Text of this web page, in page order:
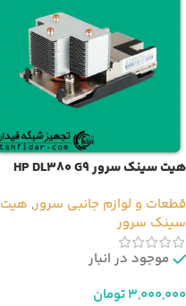
هیت سینک سرور HP DL380 G9
قطعات و لوازم جانبی سرور, هیت
سینک سرور
موجود در انبار
3,000,000تومان